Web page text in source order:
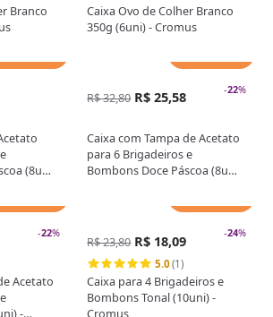
Branco
Caixa Ovo de Colher Branco
350g (6uni) - Cromus
(8uni)
-22%
R$ 32,80 R$ 25,58
Caixa com Tampa de Acetato
para 6 Brigadeiros e
Bombons Doce Páscoa (8uni)
-22%
Acetato
-
-24%
R$ 23,80 R$ 18,09
5.0(1)
Caixa para 4 Brigadeiros e
Bombons Tonal (10uni) -
Cromus